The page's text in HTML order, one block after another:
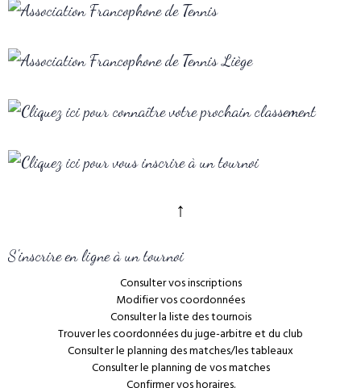
↑
S'inscrire en ligne à un tournoi
Consulter vos inscriptions
Modifier vos coordonnées
Consulter la liste des tournois
Trouver les coordonnées du juge-arbitre et du club
Consulter le planning des matches/les tableaux
Consulter le planning de vos matches